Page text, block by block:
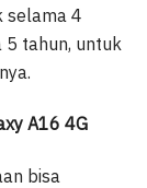
selama 4
5 tahun, untuk
A16 4G
bisa